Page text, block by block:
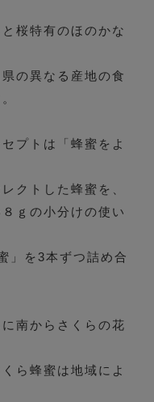
桜特有のほのかな
の異なる産地の食
プトは「蜂蜜をよ
クトした蜂蜜を、
ｇの小分けの使い
」を3本ずつ詰め合
南からさくらの花
ら蜂蜜は地域によ